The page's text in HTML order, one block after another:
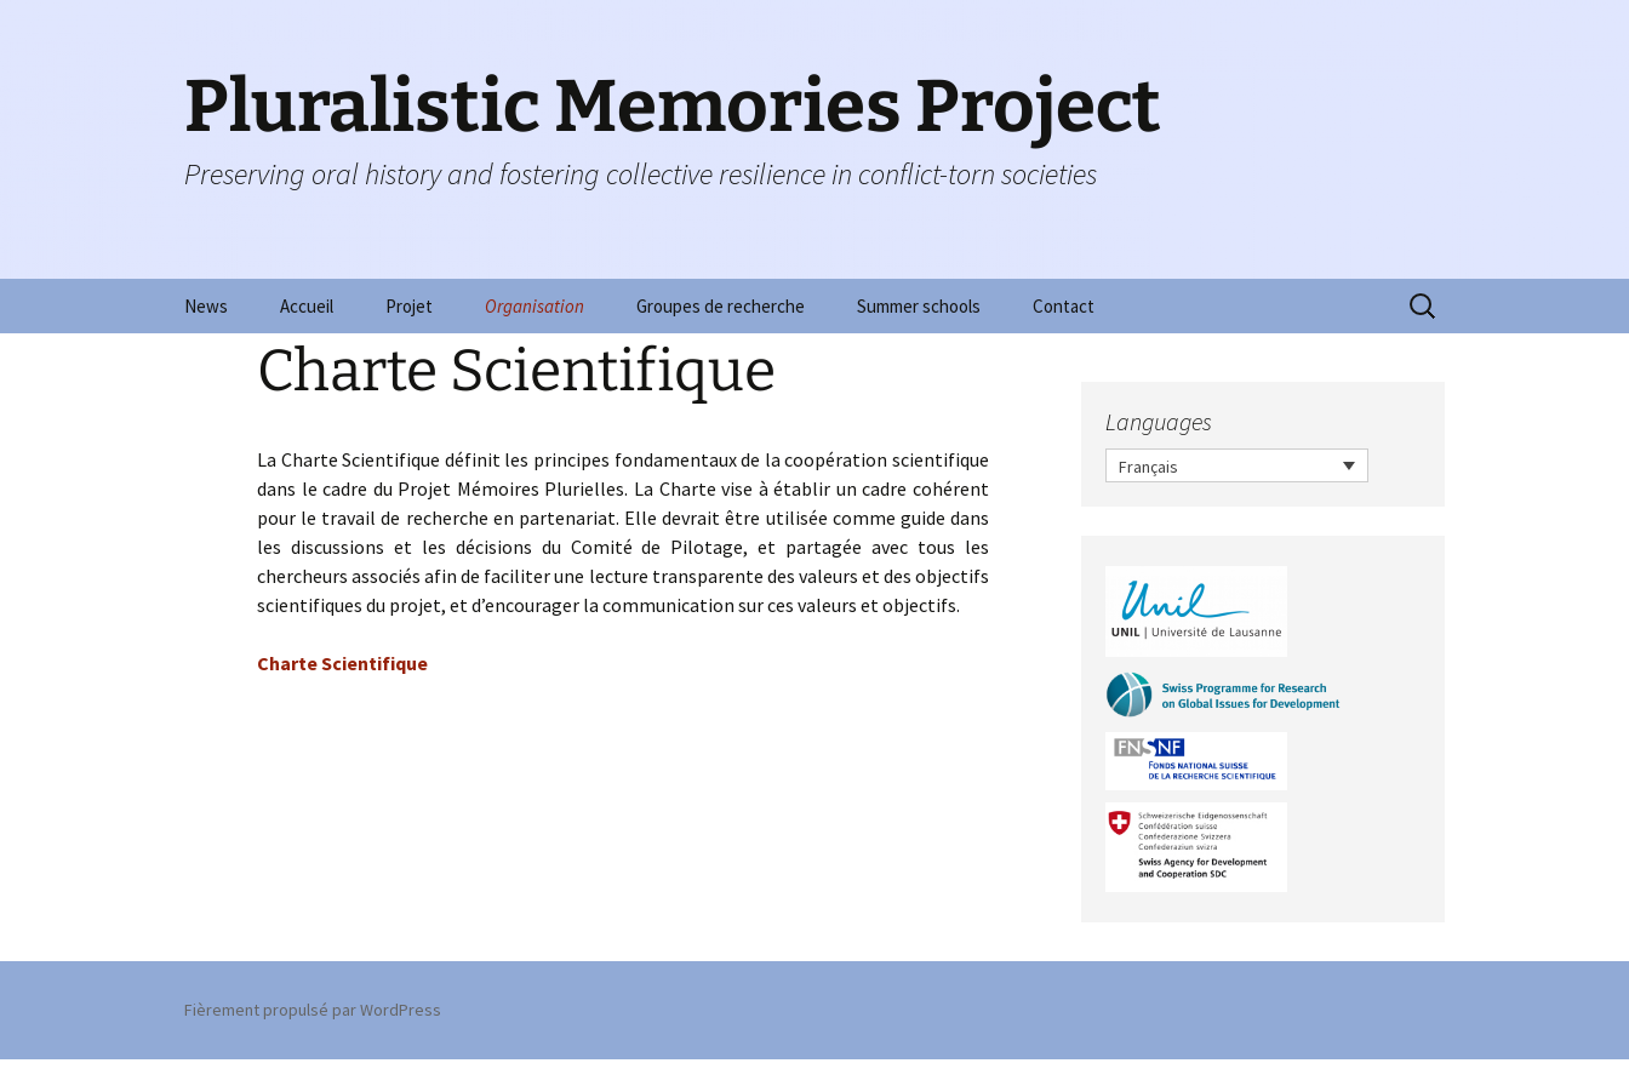
Pluralistic Memories Project
Preserving oral history and fostering collective resilience in conflict-torn societies
News Accueil Projet
Recueillir des
témoignages
Promouvoir la résilience
Documenter le
changement
Former des chercheurs
Archiver des mémoires
Organisation
Groupe de pilotage
Conseil consultatif
Financement
Charte Scientifique
Groupes de recherche Summer schools
Summer School 2017
Cours doctoraux 2016
Cours doctoraux 2015
Contact
Rechercher :
Charte Scientifique
La Charte Scientifique définit les principes fondamentaux de la coopération scientifique
dans le cadre du Projet Mémoires Plurielles. La Charte vise à établir un cadre cohérent
pour le travail de recherche en partenariat. Elle devrait être utilisée comme guide dans
les discussions et les décisions du Comité de Pilotage, et partagée avec tous les
chercheurs associés afin de faciliter une lecture transparente des valeurs et des objectifs
scientifiques du projet, et d’encourager la communication sur ces valeurs et objectifs.
Charte Scientifique
Languages
Français
Fièrement propulsé par WordPress